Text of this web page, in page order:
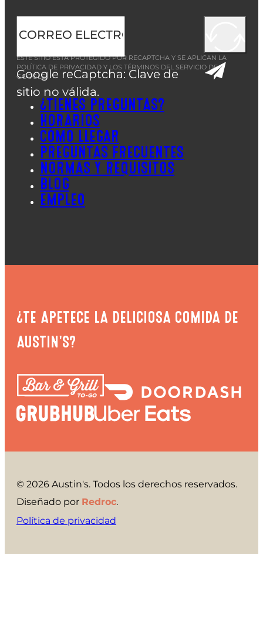
Google reCaptcha: Clave de
sitio no válida.
ESTE SITIO ESTÁ PROTEGIDO POR RECAPTCHA Y SE APLICAN LA
POLÍTICA DE PRIVACIDAD Y LOS TÉRMINOS DEL SERVICIO DE
GOOGLE.
¿TIENES PREGUNTAS?
HORARIOS
CÓMO LLEGAR
PREGUNTAS FRECUENTES
NORMAS Y REQUISITOS
BLOG
EMPLEO
¿TE APETECE LA DELICIOSA COMIDA DE
AUSTIN'S?
© 2026 Austin's. Todos los derechos reservados.
Diseñado por Redroc.
Política de privacidad